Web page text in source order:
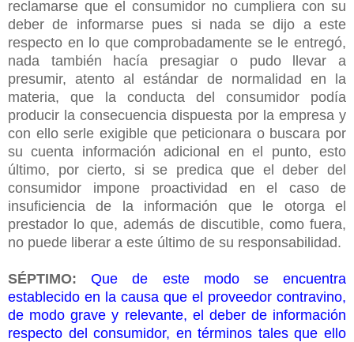
reclamarse que el consumidor no cumpliera con su
deber de informarse pues si nada se dijo a este
respecto en lo que comprobadamente se le entregó,
nada también hacía presagiar o pudo llevar a
presumir, atento al estándar de normalidad en la
materia, que la conducta del consumidor podía
producir la consecuencia dispuesta por la empresa y
con ello serle exigible que peticionara o buscara por
su cuenta información adicional en el punto, esto
último, por cierto, si se predica que el deber del
consumidor impone proactividad en el caso de
insuficiencia de la información que le otorga el
prestador lo que, además de discutible, como fuera,
no puede liberar a este último de su responsabilidad.
SÉPTIMO:
Que de este modo se encuentra
establecido en la causa que el proveedor contravino,
de modo grave y relevante, el deber de información
respecto del consumidor, en términos tales que ello